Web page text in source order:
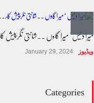
پسند کی
کی یوسیز میں
میرا دیس ' میرا گاوں ۔۔شانتی نگرپیش
ویڈیوز January 29, 2024
Categories